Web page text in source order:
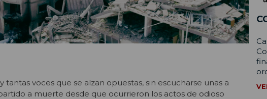
tantas voces que se alzan opuestas, sin escucharse unas a
a muerte desde que ocurrieron los actos de odioso